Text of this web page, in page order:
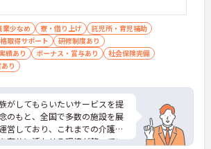
業少なめ 寮・借り上げ
託児所・育児補助
取得サポート
研修制度あり
績あり
ボーナス・賞与あり
社会保険完備
り
がしてもらいたいサービスを提
のもと、全国で多数の施設を展
営しており、これまでの介護福
存分に活かせる環境が整ってい